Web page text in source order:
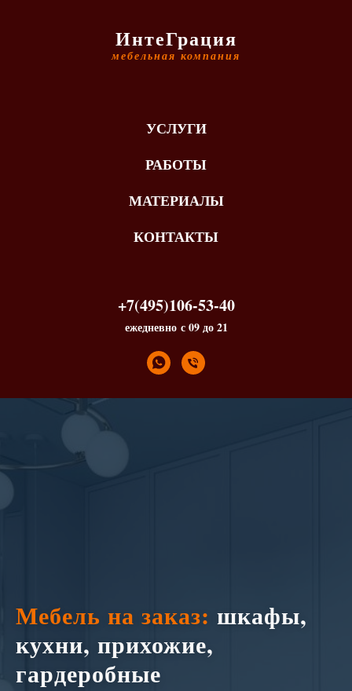
ИнтеГрация
мебельная компания
УСЛУГИ
РАБОТЫ
МАТЕРИАЛЫ
КОНТАКТЫ
+7(495)106-53-40
ежедневно с 09 до 21
Мебель на заказ: шкафы,
кухни, прихожие,
гардеробные